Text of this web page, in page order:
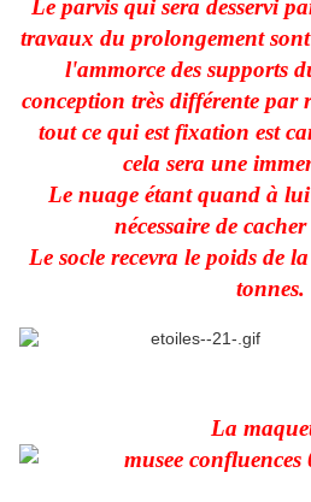
Le parvis qui sera desservi
travaux du prolongement
l'ammorce des supports
conception très différente
tout ce qui est fixation est
cela sera une
Le nuage étant quand à
nécessaire de
Le socle recevra le poids de
tonnes.
La